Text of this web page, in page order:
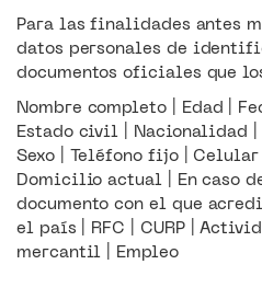
Para las finalidades antes
datos personales de
documentos oficiales que
Nombre completo | Edad |
Estado civil | Nacionalidad |
Sexo | Teléfono fijo | Celular
Domicilio actual | En caso
documento con el que
el país | RFC | CURP |
mercantil | Empleo